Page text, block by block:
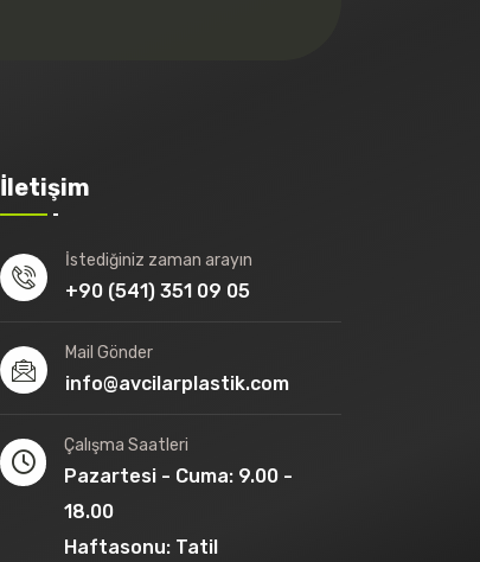
İletişim
İstediğiniz zaman arayın
+90 (541) 351 09 05
Mail Gönder
info@avcilarplastik.com
Çalışma Saatleri
Pazartesi - Cuma: 9.00 -
18.00
Haftasonu: Tatil